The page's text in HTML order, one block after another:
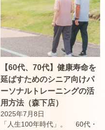
【60代、70代】健康寿命を
延ばすためのシニア向けパ
ーソナルトレーニングの活
用方法（森下店）
2025年7月8日
「人生100年時代」。 60代・